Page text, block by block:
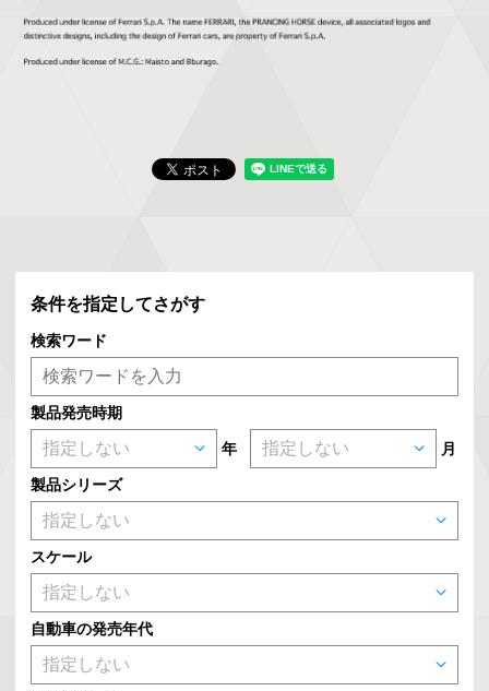
条件を指定してさがす
検索ワード
製品発売時期
年 月
製品シリーズ
スケール
自動車の発売年代